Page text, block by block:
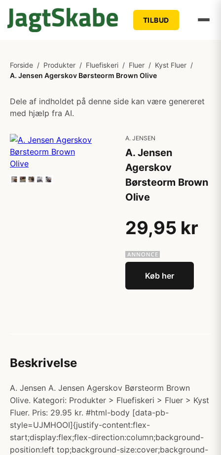
TILBUD
Forside / Produkter / Fluefiskeri / Fluer / Kyst Fluer /
A. Jensen Agerskov Børsteorm Brown Olive
Dele af indholdet på denne side kan være genereret
med hjælp fra AI.
A. JENSEN
A. Jensen
Agerskov
Børsteorm Brown
Olive
29,95 kr
Køb her
Beskrivelse
A. Jensen A. Jensen Agerskov Børsteorm Brown
Olive. Kategori: Produkter > Fluefiskeri > Fluer > Kyst
Fluer. Pris: 29.95 kr. #html-body [data-pb-
style=UJMHOOI]{justify-content:flex-
start;display:flex;flex-direction:column;background-
position:left top;background-size:cover;background-